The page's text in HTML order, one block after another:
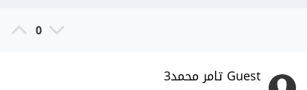
0
Guest تامر محمد3